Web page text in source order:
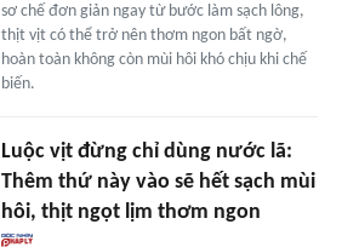
sơ chế đơn giản ngay từ bước làm sạch lông,
thịt vịt có thể trở nên thơm ngon bất ngờ,
hoàn toàn không còn mùi hôi khó chịu khi chế
biến.
Luộc vịt đừng chỉ dùng nước lã:
Thêm thứ này vào sẽ hết sạch mùi
hôi, thịt ngọt lịm thơm ngon